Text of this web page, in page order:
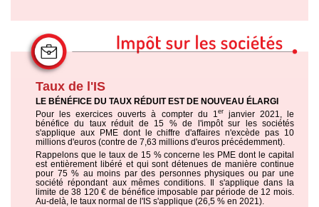
Taux de l'IS
LE BÉNÉFICE DU TAUX RÉDUIT EST DE NOUVEAU ÉLARGI
Pour les exercices ouverts à compter du 1 erjanvier 2021, le
bénéfice du taux réduit de 15 % de l'impôt sur les sociétés
s'applique aux PME dont le chiffre d'affaires n'excède pas 10
millions d'euros (contre de 7,63 millions d'euros précédemment).
Rappelons que le taux de 15 % concerne les PME dont le capital
est entièrement libéré et qui sont détenues de manière continue
pour 75 % au moins par des personnes physiques ou par une
société répondant aux mêmes conditions. Il s'applique dans la
limite de 38 120 € de bénéfice imposable par période de 12 mois.
Au-delà, le taux normal de l'IS s'applique (26,5 % en 2021).